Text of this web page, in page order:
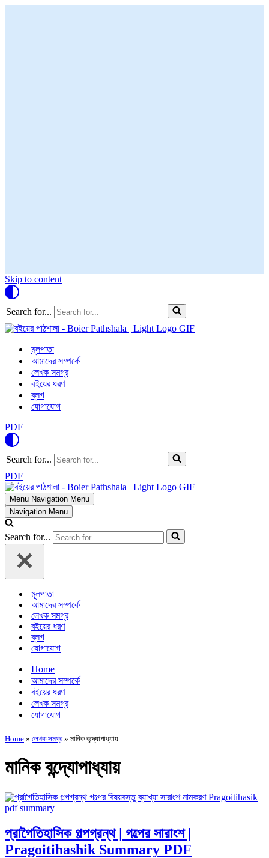
Skip to content
Search for...
মূলপাতা
আমাদের সম্পর্কে
লেখক সমগ্র
বইয়ের ধরণ
ব্লগ
যোগাযোগ
PDF
Search for...
PDF
Menu Navigation Menu
Navigation Menu
Search for...
মূলপাতা
আমাদের সম্পর্কে
লেখক সমগ্র
বইয়ের ধরণ
ব্লগ
যোগাযোগ
Home
আমাদের সম্পর্কে
বইয়ের ধরণ
লেখক সমগ্র
যোগাযোগ
Home » লেখক সমগ্র » মানিক বন্দ্যোপাধ্যায়
মানিক বন্দ্যোপাধ্যায়
প্রাগৈতিহাসিক গল্পগ্রন্থ | গল্পের সারাংশ |
Pragoitihashik Summary PDF